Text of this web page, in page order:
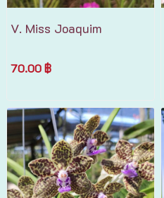
V. Miss Joaquim
70.00 ฿